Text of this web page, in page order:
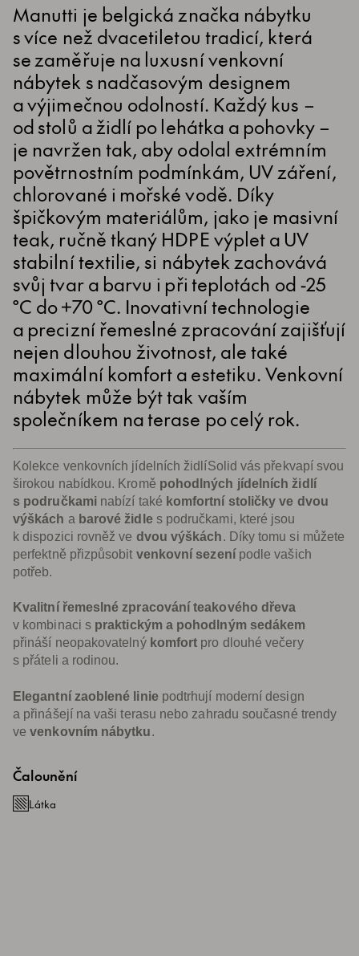
Manutti je belgická značka nábytku
s více než dvacetiletou tradicí, která
se zaměřuje na luxusní venkovní
nábytek s nadčasovým designem
a výjimečnou odolností. Každý kus –
od stolů a židlí po lehátka a pohovky –
je navržen tak, aby odolal extrémním
povětrnostním podmínkám, UV záření,
chlorované i mořské vodě. Díky
špičkovým materiálům, jako je masivní
teak, ručně tkaný HDPE výplet a UV
stabilní textilie, si nábytek zachovává
svůj tvar a barvu i při teplotách od -25
°C do +70 °C. Inovativní technologie
a precizní řemeslné zpracování zajišťují
nejen dlouhou životnost, ale také
maximální komfort a estetiku. Venkovní
nábytek může být tak vaším
společníkem na terase po celý rok.
Kolekce venkovních jídelních židlíSolid vás překvapí svou
širokou nabídkou. Kromě pohodlných jídelních židlí
s područkaminabízí také komfortní stoličky ve dvou
výškách a barové židles područkami, které jsou
k dispozici rovněž ve dvou výškách. Díky tomu si můžete
perfektně přizpůsobit venkovní sezenípodle vašich
potřeb.
Kvalitní řemeslné zpracování teakového dřeva
v kombinaci s praktickým a pohodlným sedákem
přináší neopakovatelný komfort pro dlouhé večery
s přáteli a rodinou.
Elegantní zaoblené liniepodtrhují moderní design
a přinášejí na vaši terasu nebo zahradu současné trendy
vevenkovním nábytku.
Čalounění
Látka